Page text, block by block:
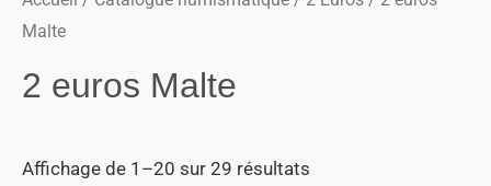
Malte
2 euros Malte
Affichage de 1–20 sur 29 résultats